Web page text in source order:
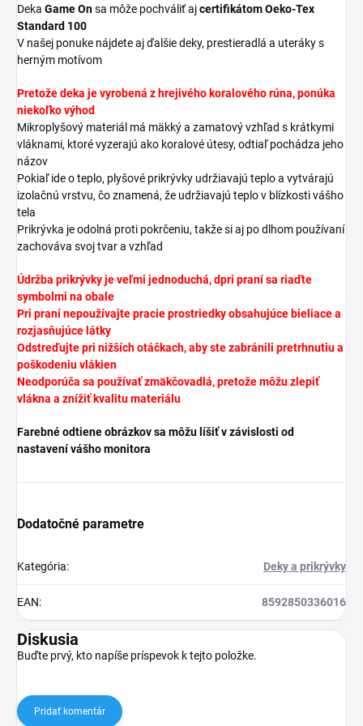
Deka Game Onsa môže pochváliť ajcertifikátom Oeko-Tex
Standard 100
V našej ponuke nájdete aj ďalšie deky, prestieradlá a uteráky s
herným motívom
Pretože deka je vyrobená z hrejivého koralového rúna,ponúka
niekoľko výhod
Mikroplyšový materiál má mäkký a zamatový vzhľad s krátkymi
vláknami, ktoré vyzerajú ako koralové útesy, odtiaľ pochádza jeho
názov
Pokiaľ ide o teplo, plyšové prikrývky udržiavajú teplo a vytvárajú
izolačnú vrstvu, čo znamená, že udržiavajú teplo v blízkosti vášho
tela
Prikrývka je odolná proti pokrčeniu, takže si aj po dlhom používaní
zachováva svoj tvar a vzhľad
Údržba prikrývky je veľmi jednoduchá, dpri praní sa riaďte
symbolmi na obale
Pri praní nepoužívajte pracie prostriedky obsahujúce bieliace a
rozjasňujúce látky
Odstreďujte pri nižších otáčkach, aby ste zabránili pretrhnutiu a
poškodeniu vlákien
Neodporúča sa používať zmäkčovadlá, pretože môžu zlepiť
vlákna a znížiť kvalitu materiálu
Farebné odtiene obrázkov sa môžu líšiť v závislosti od
nastavení vášho monitora
Dodatočné parametre
Kategória: Deky a prikrývky
EAN: 8592850336016
Diskusia
Buďte prvý, kto napíše príspevok k tejto položke.
Pridať komentár